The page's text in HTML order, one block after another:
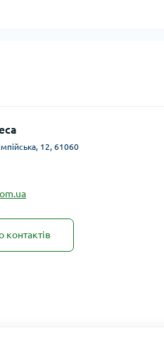
12, 61060
контактів